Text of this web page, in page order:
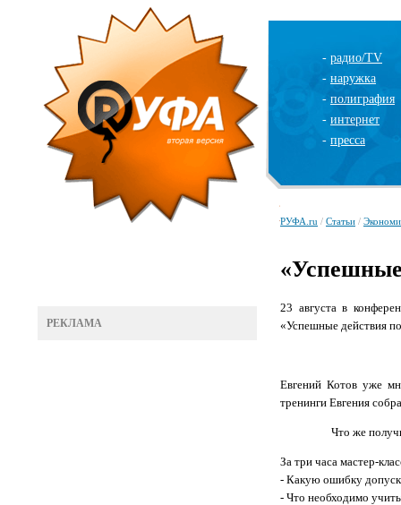
- радио/TV
- наружка
- полиграфия
- интернет
- пресса
РЕКЛАМА
РУФА.ru / Статьи /
23 августа в
«Успешные действия
Евгений Котов уже
тренинги Евгения
Что же
За три часа мастер-
- Какую ошибку
- Что необходимо